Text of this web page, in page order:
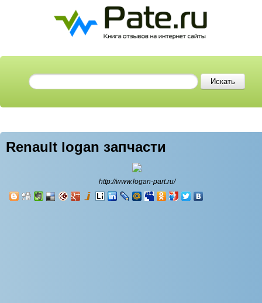
Renault logan запчасти
http://www.logan-part.ru/